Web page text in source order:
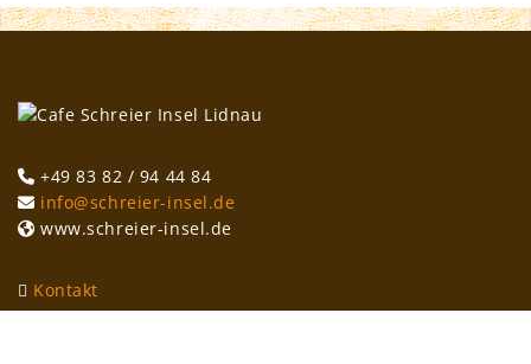
+49 83 82 / 94 44 84
info@schreier-insel.de
www.schreier-insel.de
Kontakt
Impressum